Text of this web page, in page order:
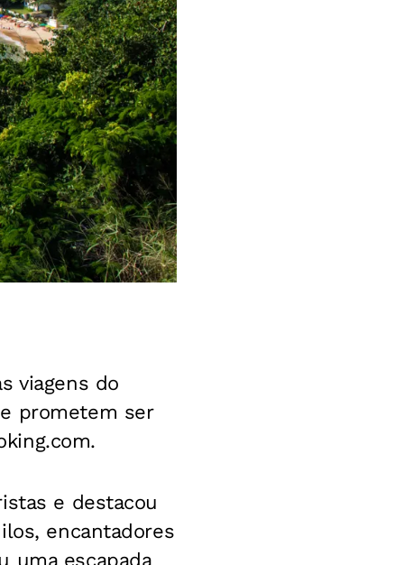
viagens do
prometem ser
e destacou
encantadores
uma escapada